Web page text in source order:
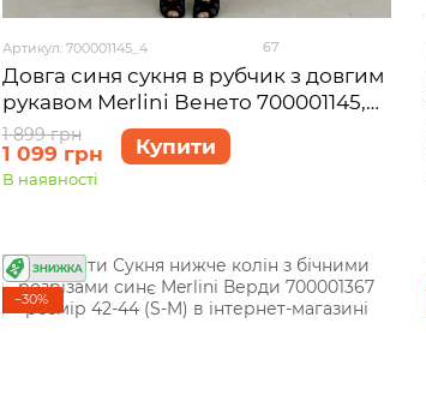
Артикул: 700001145_4 67
Довга синя сукня в рубчик з довгим
рукавом Merlini Венето 700001145,
розмір 54-56 (4XL-5XL)
1 899 грн
1 099 грн Купити
В наявності
−30%